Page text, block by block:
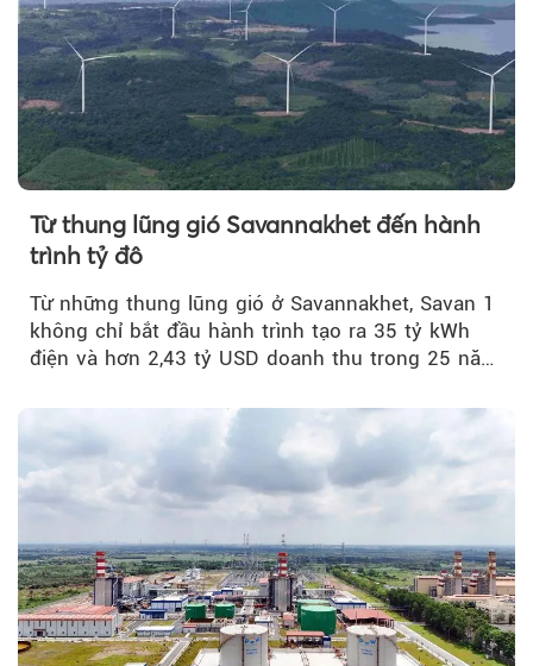
Từ thung lũng gió Savannakhet đến hành
trình tỷ đô
Từ những thung lũng gió ở Savannakhet, Savan 1
không chỉ bắt đầu hành trình tạo ra 35 tỷ kWh
điện và hơn 2,43 tỷ USD doanh thu trong 25 năm